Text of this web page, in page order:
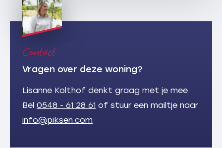
Contact
Vragen over deze woning?
Lisanne Kolthof denkt graag met je mee.
Bel 0548 - 61 28 61 of stuur een mailtje naar
info@piksen.com